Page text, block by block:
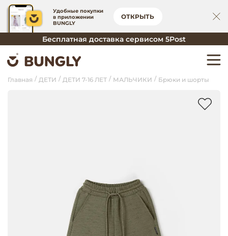
Удобные покупки
в приложении
BUNGLY
ОТКРЫТЬ
Бесплатная доставка сервисом 5Post
Главная ДЕТИ ДЕТИ 7-16 ЛЕТ МАЛЬЧИКИ Брюки и шорты